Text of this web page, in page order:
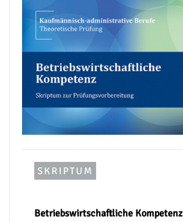
SKRIPTUM
Betriebswirtschaftliche Kompetenz